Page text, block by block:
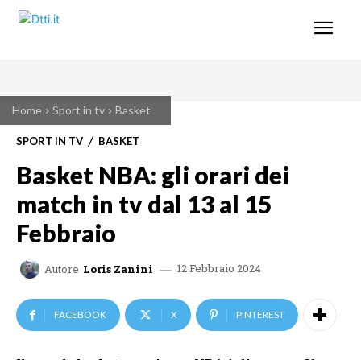
Home Sport in tv Basket
SPORT IN TV BASKET
Basket NBA: gli orari dei
match in tv dal 13 al 15
Febbraio
Autore Loris Zanini 12 Febbraio 2024
FACEBOOK X PINTEREST